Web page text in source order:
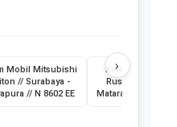
Mobil Mitsubishi
// Surabaya -
// N 8602 EE
Kirim Mobil
Rush //
Mataram // PA
›